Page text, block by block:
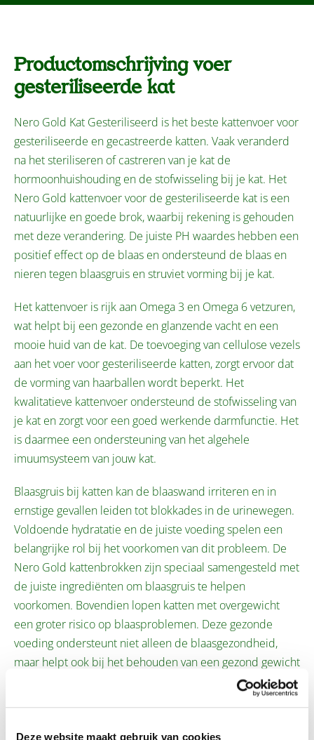
Deze website maakt gebruik van cookies
Productomschrijving voer
gesteriliseerde kat
Nero Gold Kat Gesteriliseerd is het beste kattenvoer voor
gesteriliseerde en gecastreerde katten. Vaak veranderd
na het steriliseren of castreren van je kat de
hormoonhuishouding en de stofwisseling bij je kat. Het
Nero Gold kattenvoer voor de gesteriliseerde kat is een
natuurlijke en goede brok, waarbij rekening is gehouden
met deze verandering. De juiste PH waardes hebben een
positief effect op de blaas en ondersteund de blaas en
nieren tegen blaasgruis en struviet vorming bij je kat.
Het kattenvoer is rijk aan Omega 3 en Omega 6 vetzuren,
wat helpt bij een gezonde en glanzende vacht en een
mooie huid van de kat. De toevoeging van cellulose vezels
aan het voer voor gesteriliseerde katten, zorgt ervoor dat
de vorming van haarballen wordt beperkt. Het
kwalitatieve kattenvoer ondersteund de stofwisseling van
je kat en zorgt voor een goed werkende darmfunctie. Het
is daarmee een ondersteuning van het algehele
imuumsysteem van jouw kat.
Blaasgruis bij katten kan de blaaswand irriteren en in
ernstige gevallen leiden tot blokkades in de urinewegen.
Voldoende hydratatie en de juiste voeding spelen een
belangrijke rol bij het voorkomen van dit probleem. De
Nero Gold kattenbrokken zijn speciaal samengesteld met
de juiste ingrediënten om blaasgruis te helpen
voorkomen. Bovendien lopen katten met overgewicht
een groter risico op blaasproblemen. Deze gezonde
voeding ondersteunt niet alleen de blaasgezondheid,
maar helpt ook bij het behouden van een gezond gewicht
speciaal voor de gesteriliseerde of gecastreerde kat!